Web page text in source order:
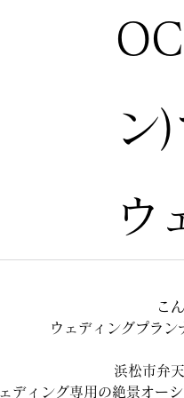
ン
ウ
こ
ウェディングプラン
浜松市弁
ディング専用の絶景オー